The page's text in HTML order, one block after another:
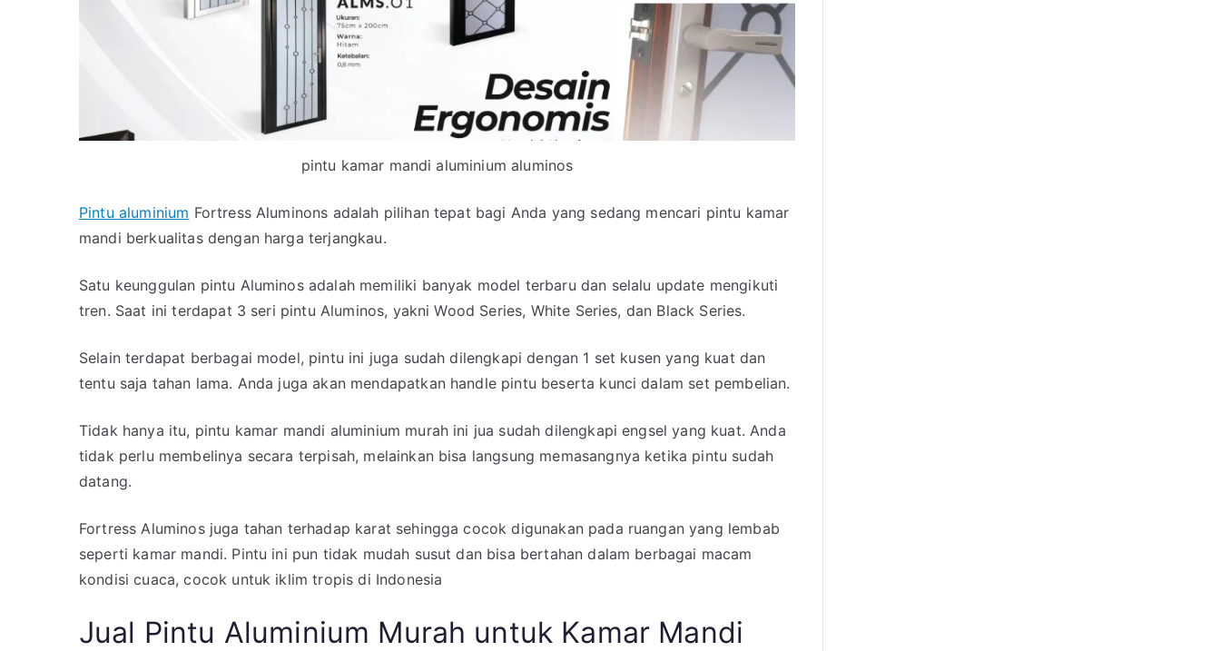
pintu kamar mandi aluminium aluminos
Pintu aluminium Fortress Aluminons adalah pilihan tepat bagi Anda yang sedang mencari pintu kamar
mandi berkualitas dengan harga terjangkau.
Satu keunggulan pintu Aluminos adalah memiliki banyak model terbaru dan selalu update mengikuti
tren. Saat ini terdapat 3 seri pintu Aluminos, yakni Wood Series, White Series, dan Black Series.
Selain terdapat berbagai model, pintu ini juga sudah dilengkapi dengan 1 set kusen yang kuat dan
tentu saja tahan lama. Anda juga akan mendapatkan handle pintu beserta kunci dalam set pembelian.
Tidak hanya itu, pintu kamar mandi aluminium murah ini jua sudah dilengkapi engsel yang kuat. Anda
tidak perlu membelinya secara terpisah, melainkan bisa langsung memasangnya ketika pintu sudah
datang.
Fortress Aluminos juga tahan terhadap karat sehingga cocok digunakan pada ruangan yang lembab
seperti kamar mandi. Pintu ini pun tidak mudah susut dan bisa bertahan dalam berbagai macam
kondisi cuaca, cocok untuk iklim tropis di Indonesia
Jual Pintu Aluminium Murah untuk Kamar Mandi